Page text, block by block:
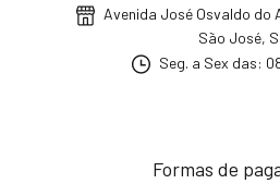
Avenida José Osvaldo do
São José,
Seg. a Sex das:
Formas de